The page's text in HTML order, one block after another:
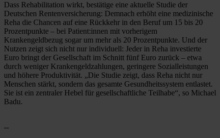
Dass Rehabilitation wirkt, bestätige eine aktuelle Studie der
Deutschen Rentenversicherung: Demnach erhöht eine medizinische
Reha die Chancen auf eine Rückkehr in den Beruf um 15 bis 20
Prozentpunkte – bei Patient:innen mit vorherigem
Krankengeldbezug sogar um mehr als 20 Prozentpunkte. Und der
Nutzen zeigt sich nicht nur individuell: Jeder in Reha investierte
Euro bringt der Gesellschaft im Schnitt fünf Euro zurück – etwa
durch weniger Krankengeldzahlungen, geringere Sozialleistungen
und höhere Produktivität. „Die Studie zeigt, dass Reha nicht nur
Menschen stärkt, sondern das gesamte Gesundheitssystem entlastet.
Sie ist ein zentraler Hebel für gesellschaftliche Teilhabe“, so Michael
Badu.
--